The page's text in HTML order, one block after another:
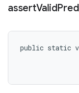
assertValid
public static